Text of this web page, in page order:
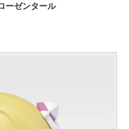
ーゼンタール